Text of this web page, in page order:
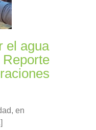
el agua
en